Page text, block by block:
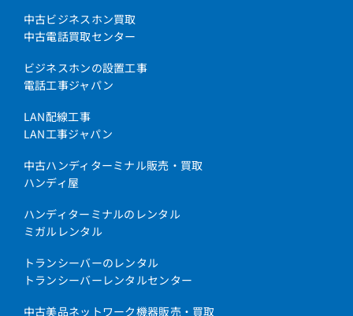
中古ビジネスホン買取
中古電話買取センター
ビジネスホンの設置工事
電話工事ジャパン
LAN配線工事
LAN工事ジャパン
中古ハンディターミナル販売・買取
ハンディ屋
ハンディターミナルのレンタル
ミガルレンタル
トランシーバーのレンタル
トランシーバーレンタルセンター
中古美品ネットワーク機器販売・買取